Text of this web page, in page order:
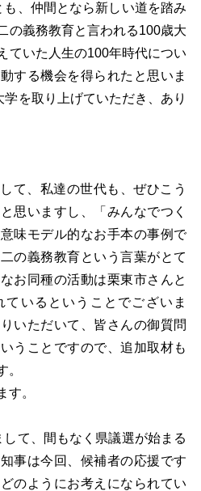
、仲間となら新しい道を踏み
の義務教育と言われる100歳大
ていた人生の100年時代につい
する機会を得られたと思いま
を取り上げていただき、あり
て、私達の世代も、ぜひこう
思いますし、「みんなでつく
味モデル的なお手本の事例で
の義務教育という言葉がとて
お同種の活動は栗東市さんと
いるということでございま
いただいて、皆さんの御質問
うことですので、追加取材も
。
す。
て、間もなく県議選が始まる
事は今回、候補者の応援です
のようにお考えになられてい